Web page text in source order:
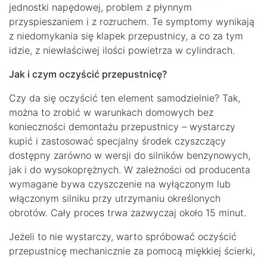
jednostki napędowej, problem z płynnym
przyspieszaniem i z rozruchem. Te symptomy wynikają
z niedomykania się klapek przepustnicy, a co za tym
idzie, z niewłaściwej ilości powietrza w cylindrach.
Jak i czym oczyścić przepustnicę?
Czy da się oczyścić ten element samodzielnie? Tak,
można to zrobić w warunkach domowych bez
konieczności demontażu przepustnicy – wystarczy
kupić i zastosować specjalny środek czyszczący
dostępny zarówno w wersji do silników benzynowych,
jak i do wysokoprężnych. W zależności od producenta
wymagane bywa czyszczenie na wyłączonym lub
włączonym silniku przy utrzymaniu określonych
obrotów. Cały proces trwa zazwyczaj około 15 minut.
Jeżeli to nie wystarczy, warto spróbować oczyścić
przepustnicę mechanicznie za pomocą miękkiej ścierki,